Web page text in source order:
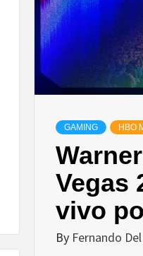
GAMING HBO
Vegas
vivo
By Fernando